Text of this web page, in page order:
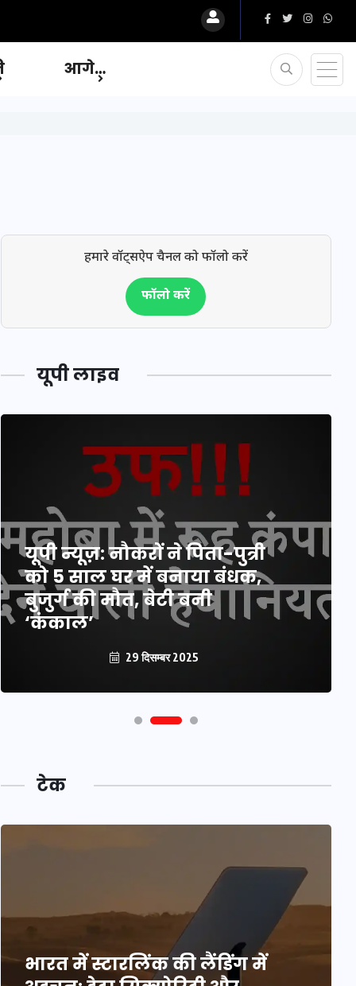
आगे…
हमारे वॉट्सऐप चैनल को फॉलो करें
फॉलो करें
यूपी लाइव
यूपी न्यूज़: नौकरों ने पिता-पुत्री
को 5 साल घर में बनाया बंधक,
बुजुर्ग की मौत, बेटी बनी
‘कंकाल’
29 दिसम्बर 2025
टेक
भारत में स्टारलिंक की लैंडिंग में